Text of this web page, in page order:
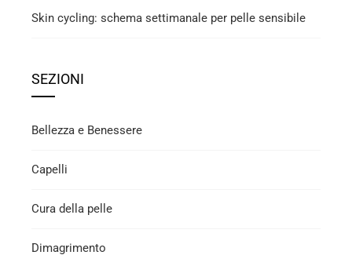
Skin cycling: schema settimanale per pelle sensibile
SEZIONI
Bellezza e Benessere
Capelli
Cura della pelle
Dimagrimento